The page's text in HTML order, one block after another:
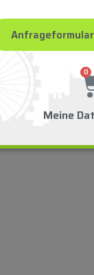
Anfrageformular
0
Meine